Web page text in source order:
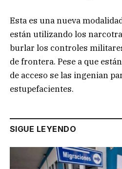
Esta es una nueva
están utilizando los
burlar los controles
de frontera. Pese a que
de acceso se las ingenian
estupefacientes.
SIGUE LEYENDO